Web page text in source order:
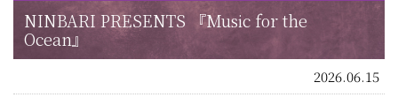
NINBARI PRESENTS 『Music for the
Ocean』
2026.06.15